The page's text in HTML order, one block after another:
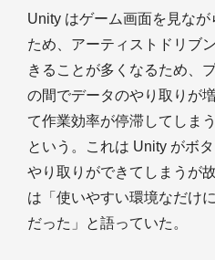
Unity はゲーム画面を見な
ため、アーティストドリブ
きることが多くなるため、
の間でデータのやり取りが
て作業効率が停滞してしま
という。これは Unity がボ
やり取りができてしまうが
は「使いやすい環境なだけ
だった」と語っていた。